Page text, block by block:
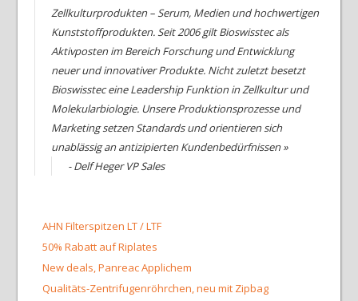
Zellkulturprodukten – Serum, Medien und hochwertigen
Kunststoffprodukten. Seit 2006 gilt Bioswisstec als
Aktivposten im Bereich Forschung und Entwicklung
neuer und innovativer Produkte. Nicht zuletzt besetzt
Bioswisstec eine Leadership Funktion in Zellkultur und
Molekularbiologie. Unsere Produktionsprozesse und
Marketing setzen Standards und orientieren sich
unablässig an antizipierten Kundenbedürfnissen »
- Delf Heger VP Sales
AHN Filterspitzen LT / LTF
50% Rabatt auf Riplates
New deals, Panreac Applichem
Qualitäts-Zentrifugenröhrchen, neu mit Zipbag